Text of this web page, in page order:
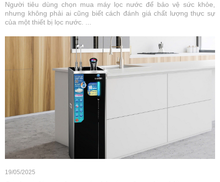
Người tiêu dùng chọn mua máy lọc nước để bảo vệ sức khỏe,
nhưng không phải ai cũng biết cách đánh giá chất lượng thực sự
của một thiết bị lọc nước. ...
19/05/2025